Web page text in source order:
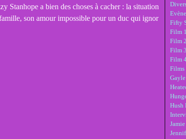
Stanhope a bien des choses à cacher : la situation
son amour impossible pour un duc qui ignor
Fifty
Film
Film
Film
Film
Films
Hush